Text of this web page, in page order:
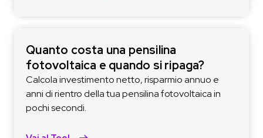
Quanto costa una pensilina
fotovoltaica e quando si ripaga?
Calcola investimento netto, risparmio annuo e
anni di rientro della tua pensilina fotovoltaica in
pochi secondi.